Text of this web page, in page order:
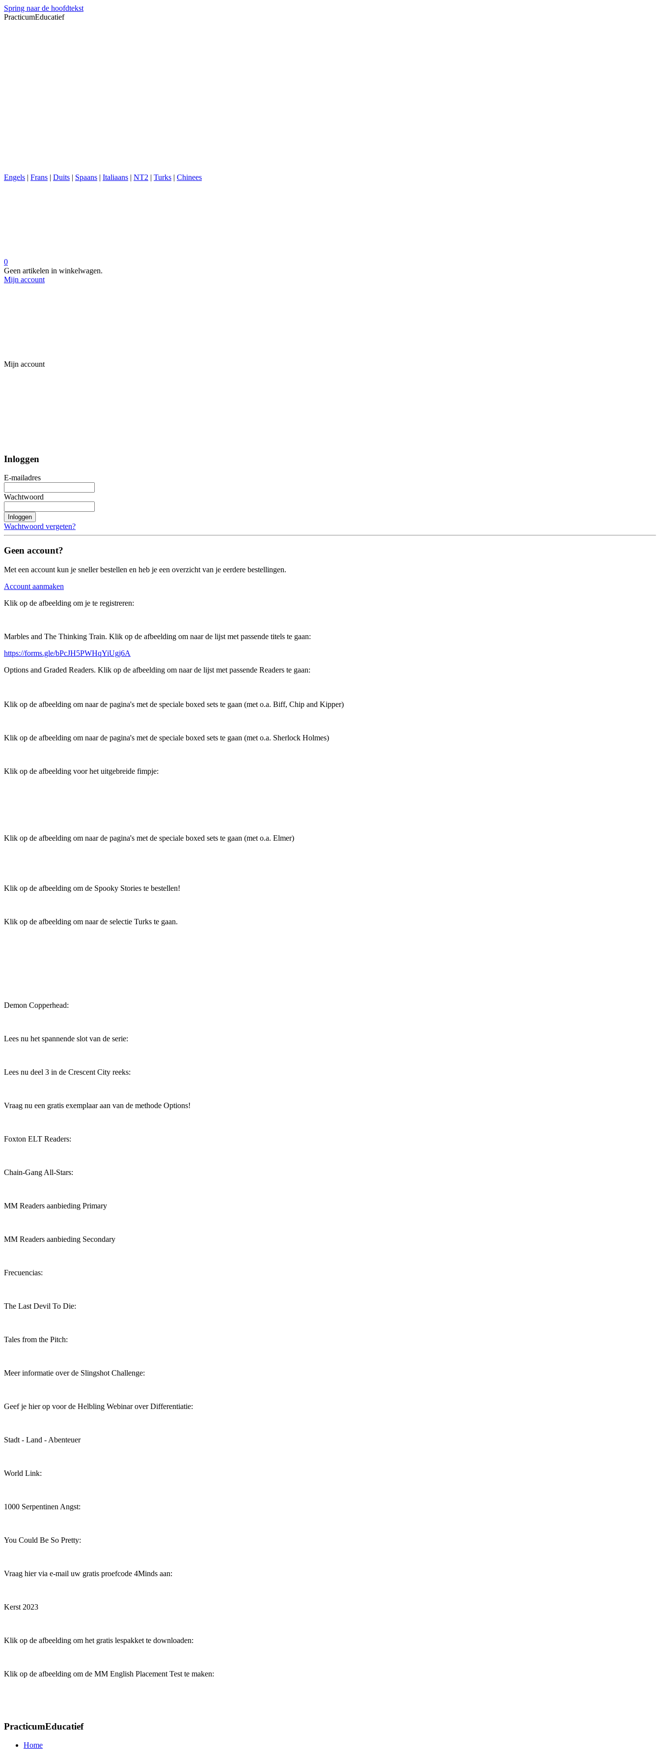
Spring naar de hoofdtekst
PracticumEducatief
Engels | Frans | Duits | Spaans | Italiaans | NT2 | Turks | Chinees
0
Geen artikelen in winkelwagen.
Mijn account
Mijn account
Inloggen
E-mailadres
Wachtwoord
Inloggen
Wachtwoord vergeten?
Geen account?
Met een account kun je sneller bestellen en heb je een overzicht van je eerdere bestellingen.
Account aanmaken
Klik op de afbeelding om je te registreren:
Marbles and The Thinking Train. Klik op de afbeelding om naar de lijst met passende titels te gaan:
https://forms.gle/bPcJH5PWHqYiUgj6A
Options and Graded Readers. Klik op de afbeelding om naar de lijst met passende Readers te gaan:
Klik op de afbeelding om naar de pagina's met de speciale boxed sets te gaan (met o.a. Biff, Chip and Kipper)
Klik op de afbeelding om naar de pagina's met de speciale boxed sets te gaan (met o.a. Sherlock Holmes)
Klik op de afbeelding voor het uitgebreide fimpje:
Klik op de afbeelding om naar de pagina's met de speciale boxed sets te gaan (met o.a. Elmer)
Klik op de afbeelding om de Spooky Stories te bestellen!
Klik op de afbeelding om naar de selectie Turks te gaan.
Demon Copperhead:
Lees nu het spannende slot van de serie:
Lees nu deel 3 in de Crescent City reeks:
Vraag nu een gratis exemplaar aan van de methode Options!
Foxton ELT Readers:
Chain-Gang All-Stars:
MM Readers aanbieding Primary
MM Readers aanbieding Secondary
Frecuencias:
The Last Devil To Die:
Tales from the Pitch:
Meer informatie over de Slingshot Challenge:
Geef je hier op voor de Helbling Webinar over Differentiatie:
Stadt - Land - Abenteuer
World Link:
1000 Serpentinen Angst:
You Could Be So Pretty:
Vraag hier via e-mail uw gratis proefcode 4Minds aan:
Kerst 2023
Klik op de afbeelding om het gratis lespakket te downloaden:
Klik op de afbeelding om de MM English Placement Test te maken:
PracticumEducatief
Home